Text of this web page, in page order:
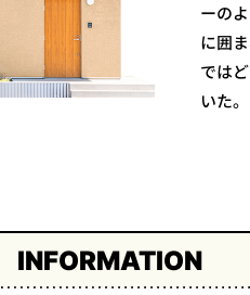
ーの
に囲
では
いた。
INFORMATION